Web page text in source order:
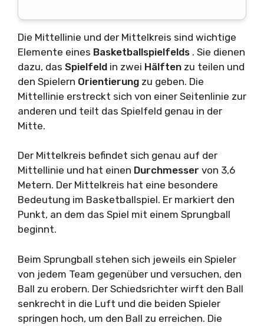
Die Mittellinie und der Mittelkreis sind wichtige
Elemente eines Basketballspielfelds . Sie dienen
dazu, das Spielfeld in zwei Hälften zu teilen und
den Spielern Orientierung zu geben. Die
Mittellinie erstreckt sich von einer Seitenlinie zur
anderen und teilt das Spielfeld genau in der
Mitte.
Der Mittelkreis befindet sich genau auf der
Mittellinie und hat einen Durchmesser von 3,6
Metern. Der Mittelkreis hat eine besondere
Bedeutung im Basketballspiel. Er markiert den
Punkt, an dem das Spiel mit einem Sprungball
beginnt.
Beim Sprungball stehen sich jeweils ein Spieler
von jedem Team gegenüber und versuchen, den
Ball zu erobern. Der Schiedsrichter wirft den Ball
senkrecht in die Luft und die beiden Spieler
springen hoch, um den Ball zu erreichen. Die